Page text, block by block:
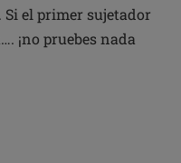
Si el primer sujetador
¡no pruebes nada